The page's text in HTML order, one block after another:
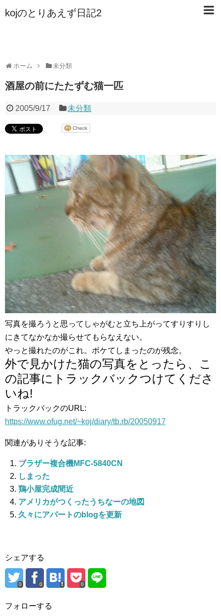
kojのとりあえず日記2
ホーム 未分類
酒屋の前にたたずむ猫一匹
2005/9/17 未分類
写真を撮ろうと思ってしゃがむと立ち上がってすりすりし
にきてなかなか撮らせてもらなえない。
やっと撮れたのがこれ。ボケてしまったのが残念。
外で見かけた猫の写真をとったら、こ
の記事にトラックバックつけてくださ
いね!
トラックバックのURL:
https://www.ofug.net/~koj/diary/tb.rb/20050917
関連がありそうな記事:
ブラザー複合機MFC-5840CN
しまった
鶏小屋完成間近
アメリカがつくったうちなーの地図
久々にアパートのblogを更新
シェアする
0 0 0
フォローする